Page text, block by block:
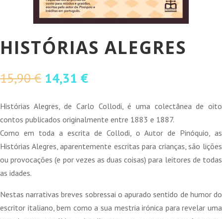
HISTÓRIAS ALEGRES
15,90€ O
original
era:
15,90 €.
14,31 €O
atual
é:
14,31 €.
​Histórias Alegres, de Carlo Collodi, é uma colectânea de oito
contos publicados originalmente entre 1883 e 1887.
Como em toda a escrita de Collodi, o Autor de Pinóquio, as
Histórias Alegres, aparentemente escritas para crianças, são lições
ou provocações (e por vezes as duas coisas) para leitores de todas
as idades.
Nestas narrativas breves sobressai o apurado sentido de humor do
escritor italiano, bem como a sua mestria irónica para revelar uma